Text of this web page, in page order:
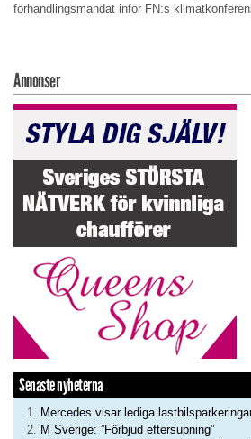
förhandlingsmandat inför FN:s
Annonser
Senaste nyheterna
Mercedes visar lediga
M Sverige: ”Förbjud eftersupning”